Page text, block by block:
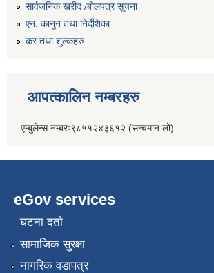
सार्वजनिक खरीद /बोलपत्र सूचना
एन, कानुन तथा निर्देशिका
कर तथा शुल्कहरु
आपत्कालिन नम्बरहरु
एम्बुलेन्स नम्बरः९८५१२४३६१२ (सन्चमान लो)
eGov services
घटना दर्ता
सामाजिक सुरक्षा
नागरिक वडापत्र